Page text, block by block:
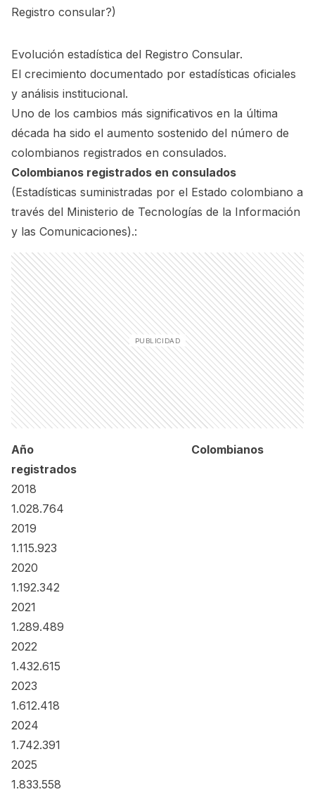
Registro consular?)
Evolución estadística del Registro Consular.
El crecimiento documentado por estadísticas oficiales
y análisis institucional.
Uno de los cambios más significativos en la última
década ha sido el aumento sostenido del número de
colombianos registrados en consulados.
Colombianos registrados en consulados
(Estadísticas suministradas por el Estado colombiano a
través del Ministerio de Tecnologías de la Información
y las Comunicaciones).:
Año Colombianos
registrados
2018
1.028.764
2019
1.115.923
2020
1.192.342
2021
1.289.489
2022
1.432.615
2023
1.612.418
2024
1.742.391
2025
1.833.558